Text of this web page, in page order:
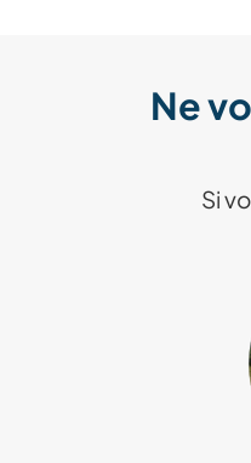
Ne
Si